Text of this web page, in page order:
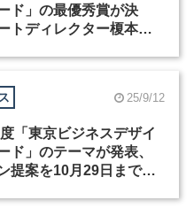
ド」の最優秀賞が決
トディレクター榎本清
25/9/12
「東京ビジネスデザイ
ド」のテーマが発表、
提案を10月29日まで募